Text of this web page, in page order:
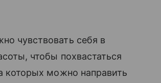
чувствовать себя в
чтобы похвастаться
которых можно направить